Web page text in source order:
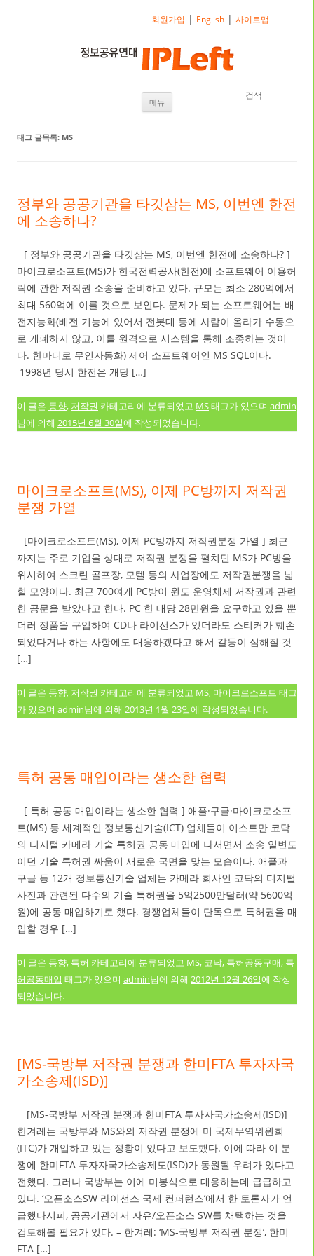
메뉴 내용으로 바로가기검색
회원가입 | English |사이트맵
태그 글목록: MS
정부와 공공기관을 타깃삼는 MS, 이번엔 한전
에 소송하나?
[ 정부와 공공기관을 타깃삼는 MS, 이번엔 한전에 소송하나? ]
마이크로소프트(MS)가 한국전력공사(한전)에 소프트웨어 이용허
락에 관한 저작권 소송을 준비하고 있다. 규모는 최소 280억에서
최대 560억에 이를 것으로 보인다. 문제가 되는 소프트웨어는 배
전지능화(배전 기능에 있어서 전봇대 등에 사람이 올라가 수동으
로 개폐하지 않고, 이를 원격으로 시스템을 통해 조종하는 것이
다. 한마디로 무인자동화) 제어 소프트웨어인 MS SQL이다.
1998년 당시 한전은 개당 […]
이 글은 동향, 저작권 카테고리에 분류되었고 MS태그가 있으며 admin
님에 의해 2015년 6월 30일에 작성되었습니다.
마이크로소프트(MS), 이제 PC방까지 저작권
분쟁 가열
[마이크로소프트(MS), 이제 PC방까지 저작권분쟁 가열 ] 최근
까지는 주로 기업을 상대로 저작권 분쟁을 펼치던 MS가 PC방을
위시하여 스크린 골프장, 모텔 등의 사업장에도 저작권분쟁을 넓
힐 모양이다. 최근 700여개 PC방이 윈도 운영체제 저작권과 관련
한 공문을 받았다고 한다. PC 한 대당 28만원을 요구하고 있을 뿐
더러 정품을 구입하여 CD나 라이선스가 있더라도 스티커가 훼손
되었다거나 하는 사항에도 대응하겠다고 해서 갈등이 심해질 것
[…]
이 글은 동향, 저작권 카테고리에 분류되었고 MS, 마이크로소프트 태그
가 있으며 admin님에 의해 2013년 1월 23일에 작성되었습니다.
특허 공동 매입이라는 생소한 협력
[ 특허 공동 매입이라는 생소한 협력 ] 애플·구글·마이크로소프
트(MS) 등 세계적인 정보통신기술(ICT) 업체들이 이스트만 코닥
의 디지털 카메라 기술 특허권 공동 매입에 나서면서 소송 일변도
이던 기술 특허권 싸움이 새로운 국면을 맞는 모습이다. 애플과
구글 등 12개 정보통신기술 업체는 카메라 회사인 코닥의 디지털
사진과 관련된 다수의 기술 특허권을 5억2500만달러(약 5600억
원)에 공동 매입하기로 했다. 경쟁업체들이 단독으로 특허권을 매
입할 경우 […]
이 글은 동향, 특허 카테고리에 분류되었고 MS, 코닥, 특허공동구매, 특
허공동매입 태그가 있으며 admin님에 의해 2012년 12월 26일에 작성
되었습니다.
[MS-국방부 저작권 분쟁과 한미FTA 투자자국
가소송제(ISD)]
[MS-국방부 저작권 분쟁과 한미FTA 투자자국가소송제(ISD)]
한겨레는 국방부와 MS와의 저작권 분쟁에 미 국제무역위원회
(ITC)가 개입하고 있는 정황이 있다고 보도했다. 이에 따라 이 분
쟁에 한미FTA 투자자국가소송제도(ISD)가 동원될 우려가 있다고
전했다. 그러나 국방부는 이에 미봉식으로 대응하는데 급급하고
있다. ‘오픈소스SW 라이선스 국제 컨퍼런스’에서 한 토론자가 언
급했다시피, 공공기관에서 자유/오픈소스 SW를 채택하는 것을
검토해볼 필요가 있다. – 한겨레: ‘MS-국방부 저작권 분쟁’, 한미
FTA […]